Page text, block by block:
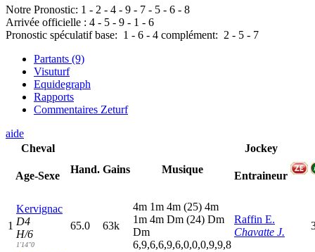
Notre Pronostic: 1 - 2 - 4 - 9 - 7 - 5 - 6 - 8
Arrivée officielle : 4 - 5 - 9 - 1 - 6
Pronostic spéculatif base: 1 - 6 - 4 complément: 2 - 5 - 7
Partants (9)
Visuturf
Equidegraph
Rapports
Commentaires Zeturf
aide
Cheval
Age-Sexe
Hand. Gains Musique
Jockey
Entraineur
1
Kervignac
D4
H/6
1'14"0
65.0 63k
4m 1m 4m (25) 4m
1m 4m Dm (24) Dm
Dm
6,9,6,6,9,6,0,0,0,9,9,8
Raffin E.
Chavatte J.